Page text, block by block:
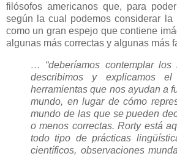
filósofos americanos que, para
según la cual podemos considerar la
como un gran espejo que contiene
algunas más correctas y algunas más
… “deberíamos contemplar
describimos y explicamos
herramientas que nos ayudan a
mundo, en lugar de cómo
mundo de las que se pueden
o menos correctas. Rorty está
todo tipo de prácticas
científicos, observaciones